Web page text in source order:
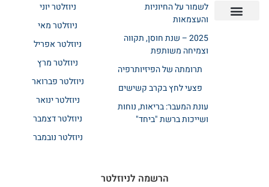
לשמור על החיוניות
והעצמאות
2025 – שנת חוסן, תקווה
וצמיחה משותפת
תרומתה של הפיזיותרפיה
פצעי לחץ בקרב קשישים
עונת המעבר: בריאות, נוחות
ושייכות ברשת "ביחד"
ניוזלטר יוני
ניוזלטר מאי
ניוזלטר אפריל
ניוזלטר מרץ
ניוזלטר פברואר
ניוזלטר ינואר
ניוזלטר דצמבר
ניוזלטר נובמבר
הרשמה לניוזלטר